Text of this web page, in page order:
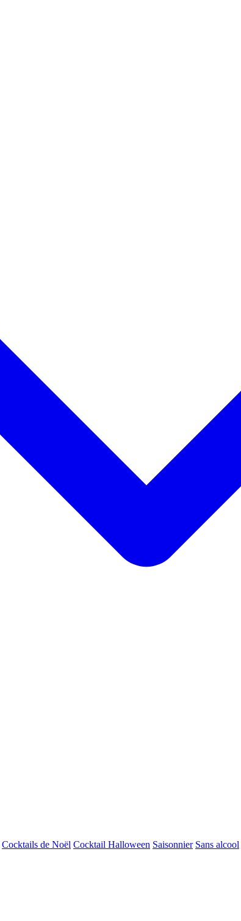
Cocktails de Noël Cocktail Halloween Saisonnier Sans alcool